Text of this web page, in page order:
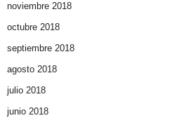
noviembre 2018
octubre 2018
septiembre 2018
agosto 2018
julio 2018
junio 2018